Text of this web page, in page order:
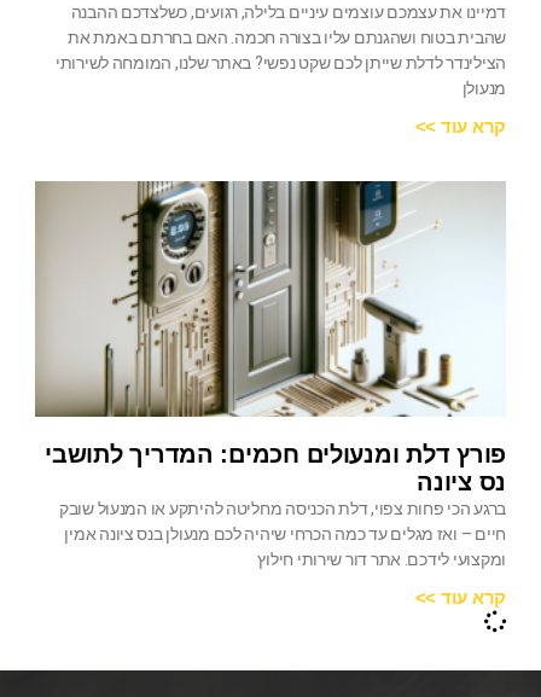
דמיינו את עצמכם עוצמים עיניים בלילה, רגועים, כשלצדכם ההבנה
שהבית בטוח ושהגנתם עליו בצורה חכמה. האם בחרתם באמת את
הצילינדר לדלת שייתן לכם שקט נפשי? באתר שלנו, המומחה לשירותי
מנעולן
קרא עוד >>
פורץ דלת ומנעולים חכמים: המדריך לתושבי
נס ציונה
ברגע הכי פחות צפוי, דלת הכניסה מחליטה להיתקע או המנעול שובק
חיים – ואז מגלים עד כמה הכרחי שיהיה לכם מנעולן בנס ציונה אמין
ומקצועי לידכם. אתר דור שירותי חילוץ
קרא עוד >>